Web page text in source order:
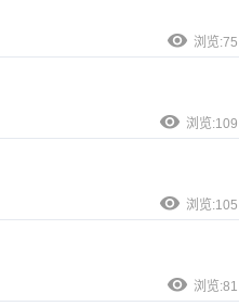
浏览:75
浏览:109
浏览:105
浏览:81